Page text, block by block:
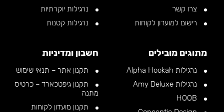
צרו קשר
רישום למועדון לקוחות
נרגילות יוקרתיות
נרגילות קטנות
מתוגים מובילים
נרגילות Alpha Hookah
נרגילות Amy Deluxe
חשבון ומדיניות
תקנון אתר – תנאי שימוש
תקנון גיפטכארד – כרטיס
מתנה
תקנון מועדון לקוחות